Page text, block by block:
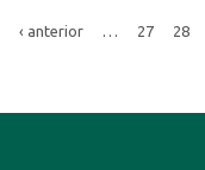
‹ anterior 27 28